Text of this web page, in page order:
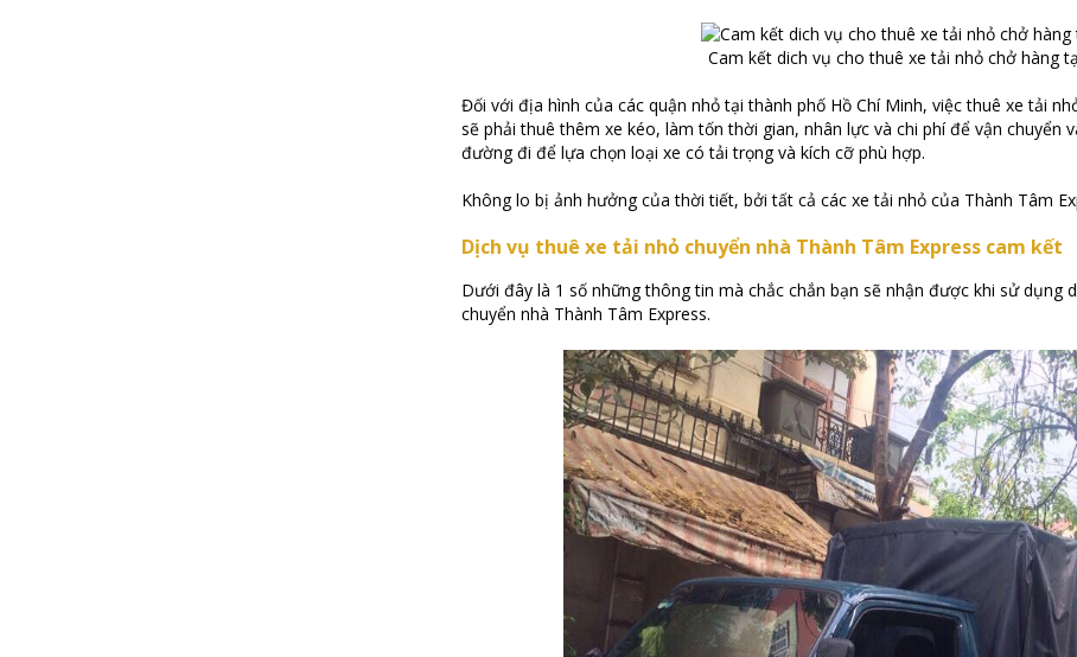
Cam kết dich vụ cho thuê xe tải nhỏ chở hàng
Đối với địa hình của các quận nhỏ tại thành phố Hồ Chí Minh, việc thuê xe tải
sẽ phải thuê thêm xe kéo, làm tốn thời gian, nhân lực và chi phí để vận chuyển
đường đi để lựa chọn loại xe có tải trọng và kích cỡ phù hợp.
Không lo bị ảnh hưởng của thời tiết, bởi tất cả các xe tải nhỏ của Thành Tâm
Dịch vụ thuê xe tải nhỏ chuyển nhà Thành Tâm Express cam kết
Dưới đây là 1 số những thông tin mà chắc chắn bạn sẽ nhận được khi sử dụng
chuyển nhà Thành Tâm Express.